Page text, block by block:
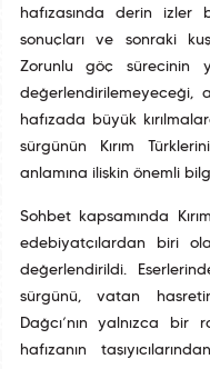
hafızasında derin izler
sonuçları ve sonraki
Zorunlu göç sürecinin
değerlendirilemeyeceği,
hafızada büyük
sürgünün Kırım
anlamına ilişkin önemli
Sohbet kapsamında
edebiyatçılardan biri
değerlendirildi.
sürgünü, vatan
Dağcı’nın yalnızca
hafızanın